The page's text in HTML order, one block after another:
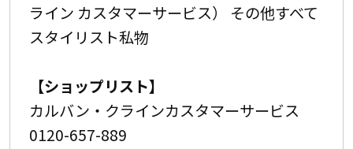
ライン カスタマーサービス） その他すべて
スタイリスト私物
【ショップリスト】
カルバン・クラインカスタマーサービス
0120-657-889